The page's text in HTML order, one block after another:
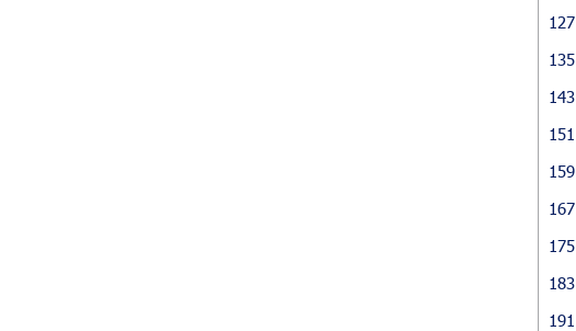
127
135
143
151
159
167
175
183
191